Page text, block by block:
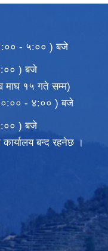
- ५:०० ) बजे
) बजे
माघ १५ गते सम्म)
१०:०० - ४:०० ) बजे
) बजे
कार्यालय बन्द रहनेछ ।